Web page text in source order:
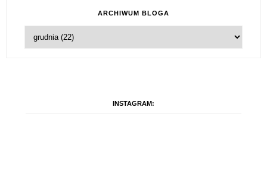
ARCHIWUM BLOGA
INSTAGRAM: